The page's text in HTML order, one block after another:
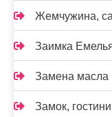
Жемчужина,
Заимка
Замена масла
Замок,